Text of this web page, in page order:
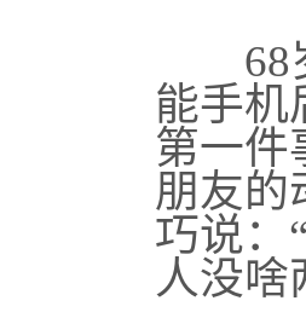
68
能手机
第一件
朋友的
巧说：
人没啥